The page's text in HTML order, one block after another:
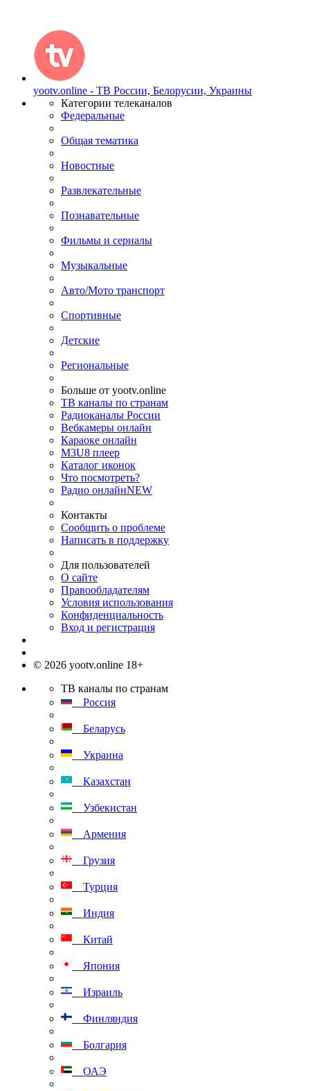
yootv.online - ТВ России, Белорусии, Украины
Категории телеканалов
Федеральные
Общая тематика
Новостные
Развлекательные
Познавательные
Фильмы и сериалы
Музыкальные
Авто/Мото транспорт
Спортивные
Детские
Региональные
Больше от yootv.online
ТВ каналы по странам
Радиоканалы России
Вебкамеры онлайн
Караоке онлайн
M3U8 плеер
Каталог иконок
Что посмотреть?
Радио онлайнNEW
Контакты
Сообщить о проблеме
Написать в поддержку
Для пользователей
О сайте
Правообладателям
Условия использования
Конфиденциальность
Вход и регистрация
© 2026 yootv.online 18+
ТВ каналы по странам
Россия
Беларусь
Украина
Казахстан
Узбекистан
Армения
Грузия
Турция
Индия
Китай
Япония
Израиль
Финляндия
Болгария
ОАЭ